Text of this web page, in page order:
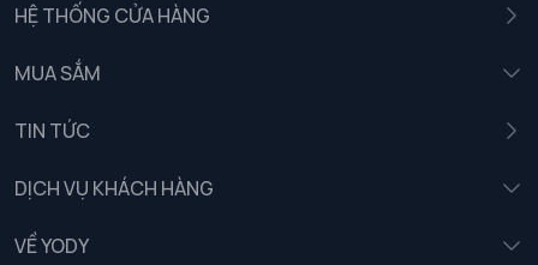
HỆ THỐNG CỬA HÀNG
MUA SẮM
TIN TỨC
DỊCH VỤ KHÁCH HÀNG
Chính sách khách hàng thân thiết
VỀ YODY